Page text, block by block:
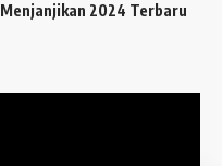
Menjanjikan 2024 Terbaru